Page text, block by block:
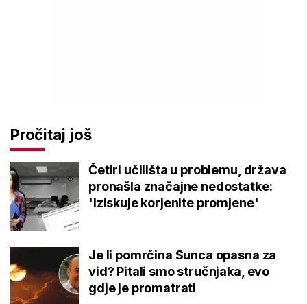
Pročitaj još
Četiri učilišta u problemu, država
pronašla značajne nedostatke:
'Iziskuje korjenite promjene'
Je li pomrčina Sunca opasna za
vid? Pitali smo stručnjaka, evo
gdje je promatrati